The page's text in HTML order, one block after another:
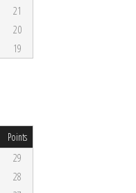
21
20
19
Points
29
28